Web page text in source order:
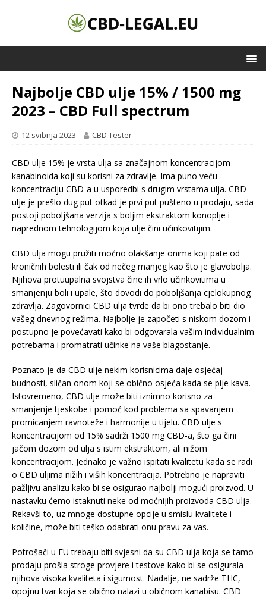
Najbolje CBD ulje 15% / 1500 mg
2023 – CBD Full spectrum
12 svibnja 2023 CBD Tester
CBD ulje 15% je vrsta ulja sa značajnom koncentracijom
kanabinoida koji su korisni za zdravlje. Ima puno veću
koncentraciju CBD-a u usporedbi s drugim vrstama ulja. CBD
ulje je prešlo dug put otkad je prvi put pušteno u prodaju, sada
postoji poboljšana verzija s boljim ekstraktom konoplje i
naprednom tehnologijom koja ulje čini učinkovitijim.
CBD ulja mogu pružiti moćno olakšanje onima koji pate od
kroničnih bolesti ili čak od nečeg manjeg kao što je glavobolja.
Njihova protuupalna svojstva čine ih vrlo učinkovitima u
smanjenju boli i upale, što dovodi do poboljšanja cjelokupnog
zdravlja. Zagovornici CBD ulja tvrde da bi ono trebalo biti dio
vašeg dnevnog režima. Najbolje je započeti s niskom dozom i
postupno je povećavati kako bi odgovarala vašim individualnim
potrebama i promatrati učinke na vaše blagostanje.
Poznato je da CBD ulje nekim korisnicima daje osjećaj
budnosti, sličan onom koji se obično osjeća kada se pije kava.
Istovremeno, CBD ulje može biti iznimno korisno za
smanjenje tjeskobe i pomoć kod problema sa spavanjem
promicanjem ravnoteže i harmonije u tijelu. CBD ulje s
koncentracijom od 15% sadrži 1500 mg CBD-a, što ga čini
jačom dozom od ulja s istim ekstraktom, ali nižom
koncentracijom. Jednako je važno ispitati kvalitetu kada se radi
o CBD uljima nižih i viših koncentracija. Potrebno je napraviti
pažljivu analizu kako bi se osigurao najbolji mogući proizvod. U
nastavku ćemo istaknuti neke od moćnijih proizvoda CBD ulja.
Rekavši to, uz mnoge dostupne opcije u smislu kvalitete i
količine, može biti teško odabrati onu pravu za vas.
Potrošači u EU trebaju biti svjesni da su CBD ulja koja se tamo
prodaju prošla stroge provjere i testove kako bi se osigurala
njihova visoka kvaliteta i sigurnost. Nadalje, ne sadrže THC,
opojnu tvar koja se obično nalazi u običnom kanabisu. CBD